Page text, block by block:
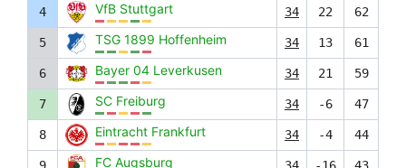
4 VfB Stuttgart 34 22 62
5 TSG 1899 Hoffenheim 34 13 61
6 Bayer 04 Leverkusen 34 21 59
7 SC Freiburg 34 -6 47
8 Eintracht Frankfurt 34 -4 44
FC Augsburg